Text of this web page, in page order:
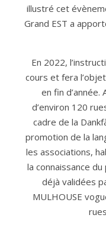
illustré cet
Grand EST a
En 2022,
cours et fera
en fin d’année.
d’environ 120
cadre de la
promotion de la
les associations,
la connaissance
déjà validées
MULHOUSE